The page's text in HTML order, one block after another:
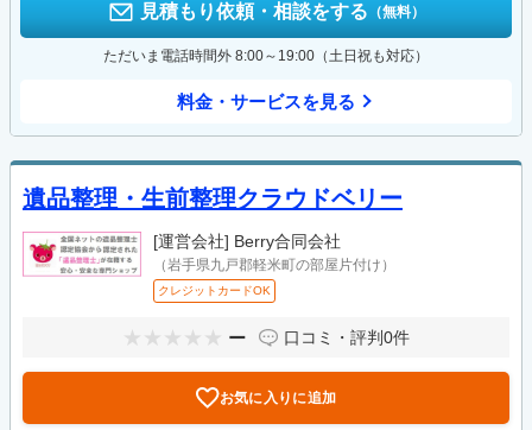
見積もり依頼・相談をする （無料）
ただいま電話時間外 8:00～19:00（土日祝も対応）
料金・サービスを見る
遺品整理・生前整理クラウドベリー
[運営会社] Berry合同会社
（岩手県九戸郡軽米町の部屋片付け）
クレジットカードOK
ー 口コミ・評判0件
お気に入りに追加